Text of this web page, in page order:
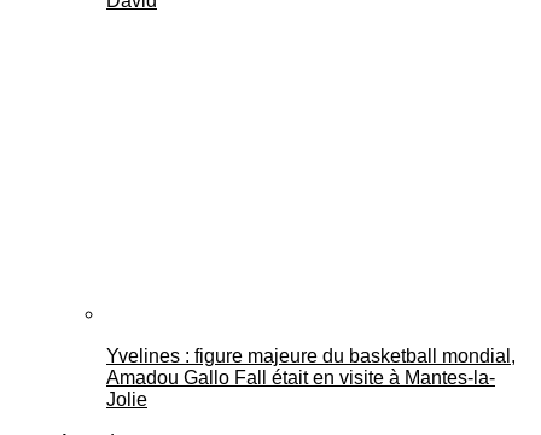
Yvelines : figure majeure du basketball mondial,
Amadou Gallo Fall était en visite à Mantes-la-
Jolie